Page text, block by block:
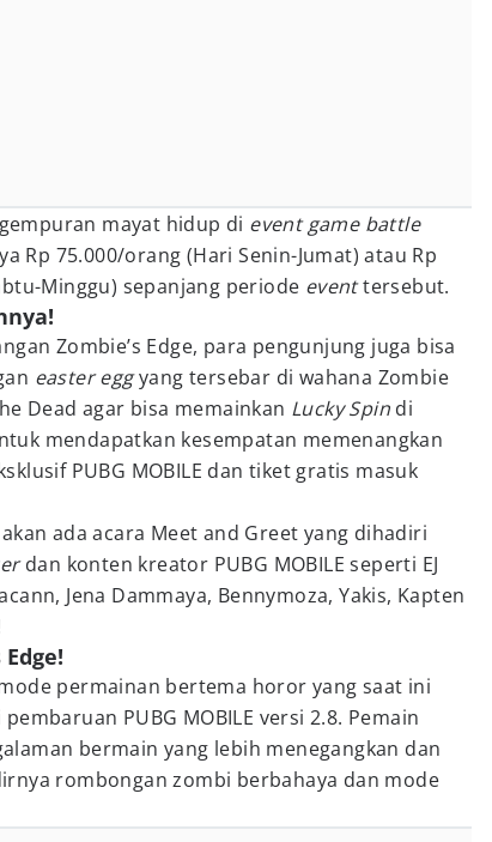
mayat hidup di event game battle
Rp 75.000/orang (Hari Senin-Jumat) atau Rp
Minggu) sepanjang periode eventtersebut.
Zombie’s Edge, para pengunjung juga bisa
easter eggyang tersebar di wahana Zombie
Dead agar bisa memainkan Lucky Spin di
mendapatkan kesempatan memenangkan
PUBG MOBILE dan tiket gratis masuk
ada acara Meet and Greet yang dihadiri
dan konten kreator PUBG MOBILE seperti EJ
Jena Dammaya, Bennymoza, Yakis, Kapten
permainan bertema horor yang saat ini
PUBG MOBILE versi 2.8. Pemain
bermain yang lebih menegangkan dan
rombongan zombi berbahaya dan mode